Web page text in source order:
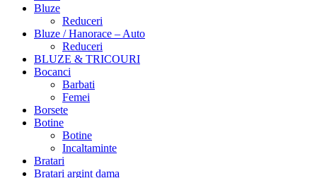
Bluze
Reduceri
Bluze / Hanorace – Auto
Reduceri
BLUZE & TRICOURI
Bocanci
Barbati
Femei
Borsete
Botine
Botine
Incaltaminte
Bratari
Bratari argint dama